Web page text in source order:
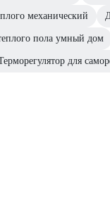
механический
пола умный дом
для